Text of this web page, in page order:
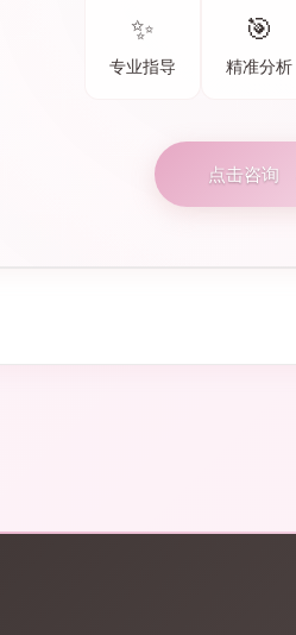
✨
专业指导
🎯
精准分析
点击咨询